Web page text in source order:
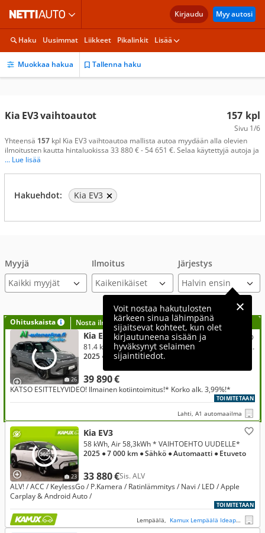
Kirjaudu Myy autosi
Haku Uusimmat Liikkeet Pikalinkit Lisää
Muokkaa hakua Tallenna haku
157 kpl
Sivu 1/6
Kia EV3 vaihtoautot
Yhteensä 157 kpl Kia EV3 vaihtoautoa mallista autoa myydään alla olevien
ilmoitusten kautta hintaluokissa 33 880 € - 54 651 €. Selaa käytettyjä autoja ja
... Lue lisää
Hakuehdot: Kia EV3
Myyjä
Kaikki myyjät
Ilmoitus Järjestys
Voit nostaa hakutulosten
kärkeen sinua lähimpänä
sijaitsevat kohteet, kun olet
kirjautuneena sisään ja
hyväksynyt selaimen
sijaintitiedot.
Ohituskaista Nosta ilmoituksesi tähän?
26
Kia EV3
39 890 €
81.4 kWh, GT-Line FWD 81,4kWh 204hv * ACC / ILP / 360° / LED / Keyless / Sähkömuistipenkki / Harman/Kardon * KORKO ALK. 3,99%!*
2025 ● 22 000 km● Sähkö
KATSO ESITTELYVIDEO! Ilmainen kotiintoimitus!* Korko alk. 3,99%!*
TOIMITETAAN
Lahti, A1 automaailma
23
Kia EV3
33 880 €Sis. ALV
58 kWh, Air 58,3kWh * VAIHTOEHTO UUDELLE*
2025 ● 7 000 km ● Sähkö ● Automaatti ● Etuveto
ALV! / ACC / KeylessGo / P.Kamera / Ratinlämmitys / Navi / LED / Apple
Carplay & Android Auto /
TOIMITETAAN
Lempäälä, Kamux Lempäälä Ideapark